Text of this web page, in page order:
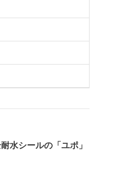
水シールの「ユポ」